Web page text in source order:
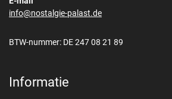
info@nostalgie-palast.de
BTW-nummer: DE 247 08 21 89
Informatie